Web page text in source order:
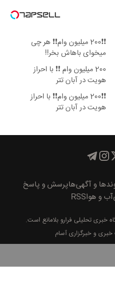
❗❗200 میلیون وام❗❗ هر چی
میخوای باهاش بخر!!
200 میلیون وام ❗❗ با احراز
هویت در آبان تتر
❗❗200 میلیون وام❗❗ با احراز
هویت در آبان تتر
و آگهی‌هاپرسش و پاسخ
آب و هواRSS
خبری تحليلی فرارو بلامانع است.
و خبرگزاری آسام